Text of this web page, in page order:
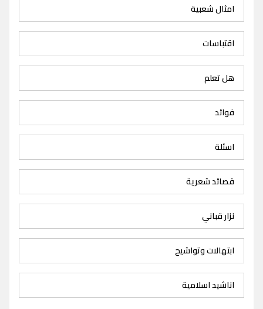
امثال شعبية
اقتباسات
هل تعلم
فوائد
اسئلة
قصائد شعرية
نزار قباني
ابتهالات وتواشيح
اناشيد اسلامية